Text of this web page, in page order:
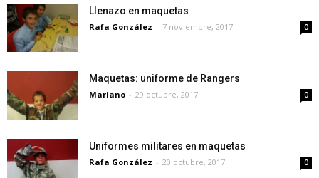
Llenazo en maquetas
Rafa González - 7 noviembre, 2017 0
Maquetas: uniforme de Rangers
Mariano - 29 octubre, 2017 0
Uniformes militares en maquetas
Rafa González - 20 octubre, 2017 0